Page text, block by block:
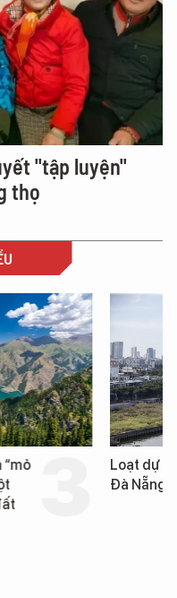
"tập luyện"
thọ
Loạt dự án bất động
Đà Nẵng sắp bị kiểm